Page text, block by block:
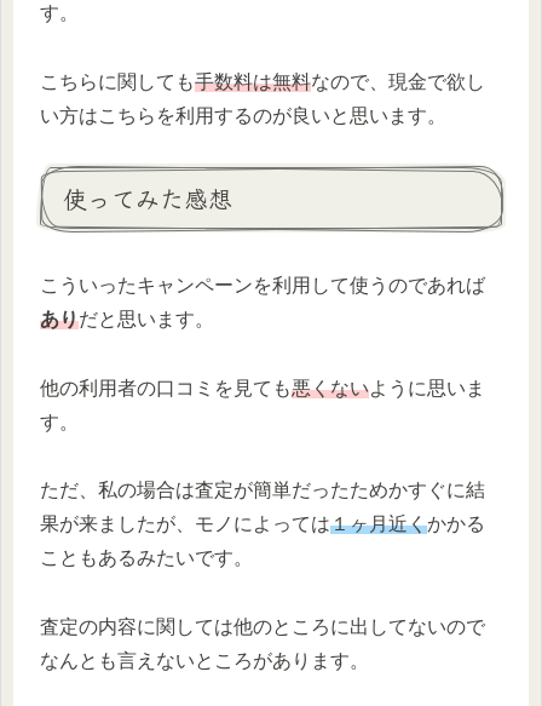
す。
こちらに関しても手数料は無料なので、現金で欲し
い方はこちらを利用するのが良いと思います。
使ってみた感想
こういったキャンペーンを利用して使うのであれば
ありだと思います。
他の利用者の口コミを見ても悪くないように思いま
す。
ただ、私の場合は査定が簡単だったためかすぐに結
果が来ましたが、モノによっては１ヶ月近くかかる
こともあるみたいです。
査定の内容に関しては他のところに出してないので
なんとも言えないところがあります。